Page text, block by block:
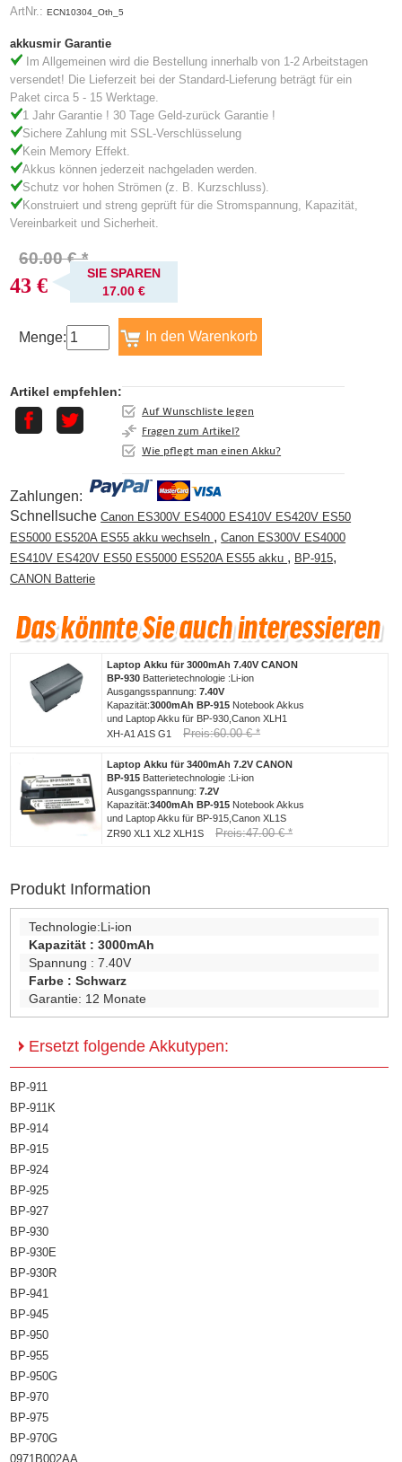
ArtNr.:ECN10304_Oth_5
akkusmir Garantie
Im Allgemeinen wird die Bestellung innerhalb von 1-2 Arbeitstagen
versendet! Die Lieferzeit bei der Standard-Lieferung beträgt für ein
Paket circa 5 - 15 Werktage.
1 Jahr Garantie ! 30 Tage Geld-zurück Garantie !
Sichere Zahlung mit SSL-Verschlüsselung
Kein Memory Effekt.
Akkus können jederzeit nachgeladen werden.
Schutz vor hohen Strömen (z. B. Kurzschluss).
Konstruiert und streng geprüft für die Stromspannung, Kapazität,
Vereinbarkeit und Sicherheit.
60.00 € *
43 €
SIE SPAREN
17.00 €
Menge:
Artikel empfehlen:
Auf Wunschliste legen
Fragen zum Artikel?
Wie pflegt man einen Akku?
Zahlungen:
SchnellsucheCanon ES300V ES4000 ES410V ES420V ES50
ES5000 ES520A ES55 akku wechseln ,Canon ES300V ES4000
ES410V ES420V ES50 ES5000 ES520A ES55 akku , BP-915,
CANON Batterie
Laptop Akku für 3000mAh 7.40V CANON
BP-930 Batterietechnologie :Li-ion
Ausgangsspannung:7.40V
Kapazität:3000mAh BP-915 Notebook Akkus
und Laptop Akku für BP-930,Canon XLH1
XH-A1 A1S G1
Preis:60.00 € *
Laptop Akku für 3400mAh 7.2V CANON
BP-915 Batterietechnologie :Li-ion
Ausgangsspannung:7.2V
Kapazität:3400mAh BP-915 Notebook Akkus
und Laptop Akku für BP-915,Canon XL1S
ZR90 XL1 XL2 XLH1S
Preis:47.00 € *
Produkt Information
Technologie:Li-ion
Kapazität :3000mAh
Spannung :7.40V
Farbe :Schwarz
Garantie: 12 Monate
Ersetzt folgende Akkutypen:
BP-911
BP-911K
BP-914
BP-915
BP-924
BP-925
BP-927
BP-930
BP-930E
BP-930R
BP-941
BP-945
BP-950
BP-955
BP-950G
BP-970
BP-975
BP-970G
0971B002AA